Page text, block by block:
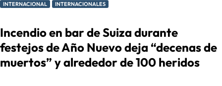
INTERNACIONAL INTERNACIONALES
Incendio en bar de Suiza durante
festejos de Año Nuevo deja “decenas de
muertos” y alrededor de 100 heridos